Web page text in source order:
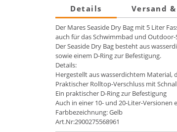
Details Versand
Der Mares Seaside Dry Bag mit 5 Liter
auch für das Schwimmbad und
Der Seaside Dry Bag besteht aus
sowie einem D-Ring zur Befestigung.
Details:
Hergestellt aus wasserdichtem
Praktischer Rolltop-Verschluss mit
Ein praktischer D-Ring zur Befestigung
Auch in einer 10- und 20-Liter-Versionen
Farbbezeichnung: Gelb
Art.Nr:2900275568961